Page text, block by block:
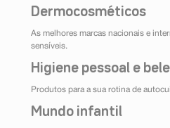
Dermocosméticos
As melhores marcas nacionais e
sensíveis.
Higiene pessoal e
Produtos para a sua rotina de
Mundo infantil